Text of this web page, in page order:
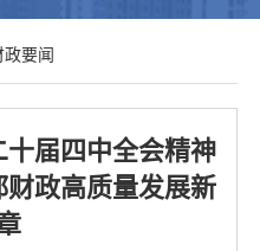
政要闻
届四中全会精神
政高质量发展新